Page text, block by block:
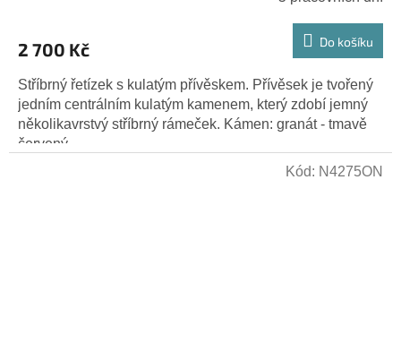
2 700 Kč Do košíku
Stříbrný řetízek s kulatým přívěskem. Přívěsek je tvořený
jedním centrálním kulatým kamenem, který zdobí jemný
několikavrstvý stříbrný rámeček. Kámen: granát - tmavě
červený...
Kód: N4275ON